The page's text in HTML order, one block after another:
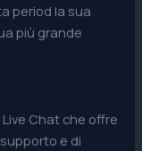
period la sua
più grande
Chat che offre
e di